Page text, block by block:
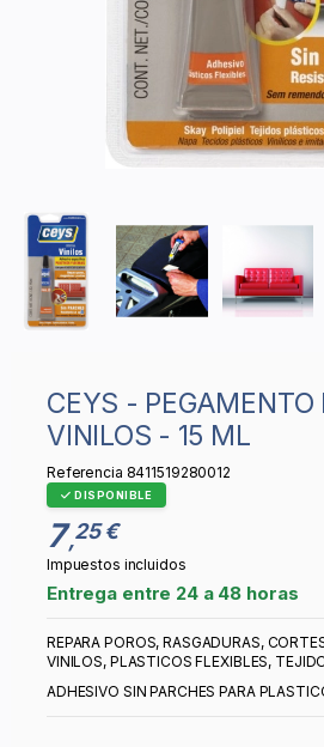
CEYS - PEGAMENTO ESPECIAL
VINILOS - 15 ML
Referencia 8411519280012
DISPONIBLE
7,25 €
Impuestos incluidos
Entrega entre 24 a 48 horas
REPARA POROS, RASGADURAS,
VINILOS, PLASTICOS FLEXIBLES,
ADHESIVO SIN PARCHES PARA